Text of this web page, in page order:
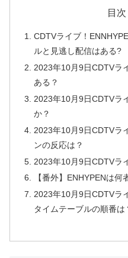
目次
CDTVライブ！
ルと見逃し配信はある?
2023年10月9日CDTVラ
ある？
2023年10月9日CDTVラ
か？
2023年10月9日CDTVラ
ンの反応は？
2023年10月9日CDTVラ
【番外】ENHYPENは何
2023年10月9日CDTVラ
タイムテーブルの順番は